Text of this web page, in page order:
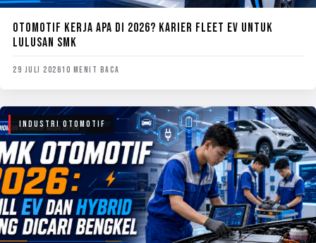
OTOMOTIF KERJA APA DI 2026? KARIER FLEET EV UNTUK
LULUSAN SMK
29 JULI 202610 MENIT BACA
INDUSTRI OTOMOTIF